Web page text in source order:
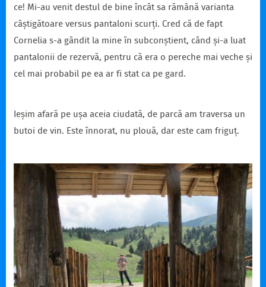
ce! Mi-au venit destul de bine încât sa rămână varianta
câștigătoare versus pantaloni scurți. Cred că de fapt
Cornelia s-a gândit la mine în subconștient, când și-a luat
pantalonii de rezervă, pentru că era o pereche mai veche și
cel mai probabil pe ea ar fi stat ca pe gard.
Ieșim afară pe ușa aceia ciudată, de parcă am traversa un
butoi de vin. Este înnorat, nu plouă, dar este cam friguț.